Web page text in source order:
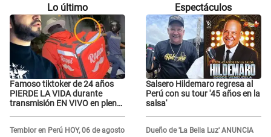
Lo último
Famoso tiktoker de 24 años
PIERDE LA VIDA durante
transmisión EN VIVO en plena
Temblor en Perú HOY, 06 de agosto
Espectáculos
Salsero Hildemaro regresa al
Perú con su tour '45 años en la
salsa'
Dueño de 'La Bella Luz' ANUNCIA